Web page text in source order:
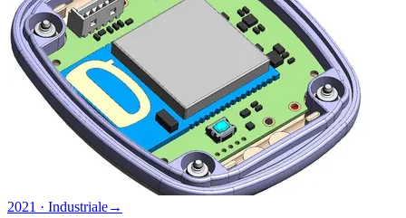
2021 · Industriale→